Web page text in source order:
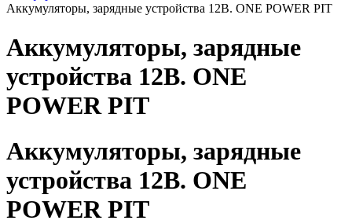
Аккумуляторы, зарядные устройства 12В. ONE POWER PIT
Аккумуляторы, зарядные
устройства 12В. ONE
POWER PIT
Аккумуляторы, зарядные
устройства 12В. ONE
POWER PIT